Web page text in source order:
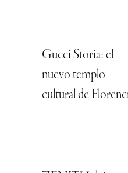
Gucci Storia: el
nuevo templo
cultural de